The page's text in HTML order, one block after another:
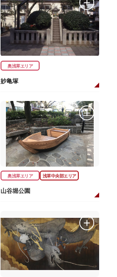
奥浅草エリア
妙亀塚
奥浅草エリア 浅草中央部エリア
山谷堀公園